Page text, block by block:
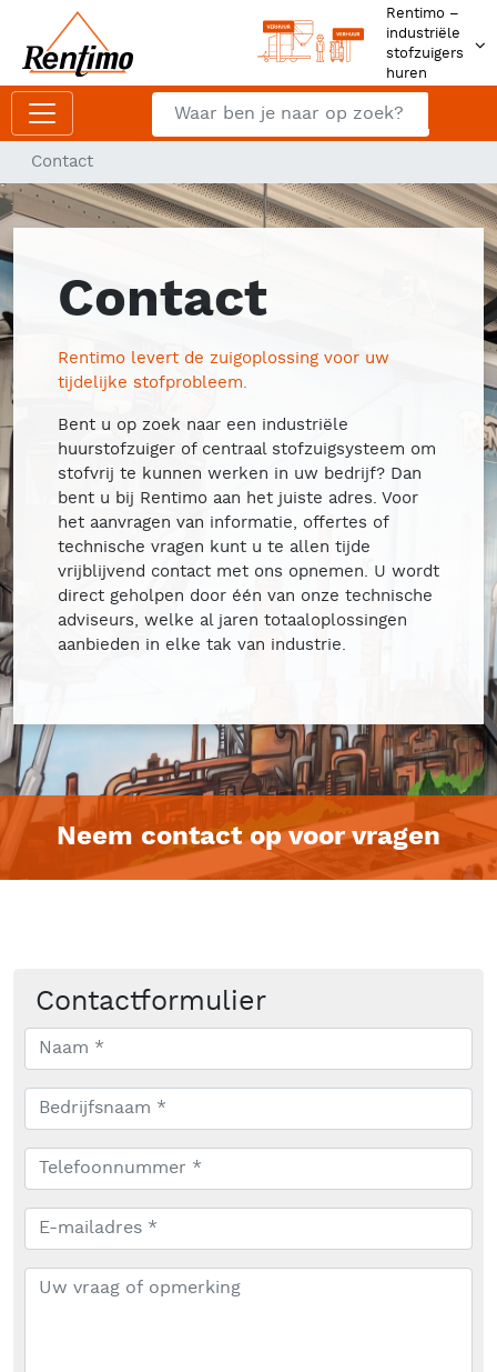
Rentimo –
industriële
stofzuigers
huren
Zoeken
Contact
Contact
Rentimo levert de zuigoplossing voor uw
tijdelijke stofprobleem.
Bent u op zoek naar een industriële
huurstofzuiger of centraal stofzuigsysteem om
stofvrij te kunnen werken in uw bedrijf? Dan
bent u bij Rentimo aan het juiste adres. Voor
het aanvragen van informatie, offertes of
technische vragen kunt u te allen tijde
vrijblijvend contact met ons opnemen. U wordt
direct geholpen door één van onze technische
adviseurs, welke al jaren totaaloplossingen
aanbieden in elke tak van industrie.
Neem contact op voor vragen
Contactformulier